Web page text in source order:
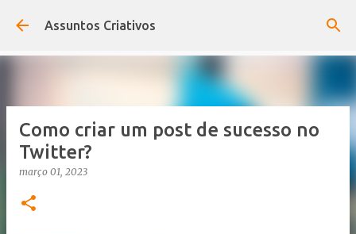
Pular para o conteúdo principal
Assuntos Criativos
Como criar um post de sucesso no
Twitter?
março 01, 2023